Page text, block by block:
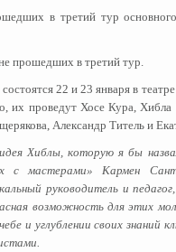
в третий тур
прошедших в третий тур.
22 и 23 января в
их проведут Хосе Кура, Хибла
Александр Титель и
Хиблы, которую я бы
с мастерами» Кармен
руководитель и
возможность для этих
и углублении своих знаний